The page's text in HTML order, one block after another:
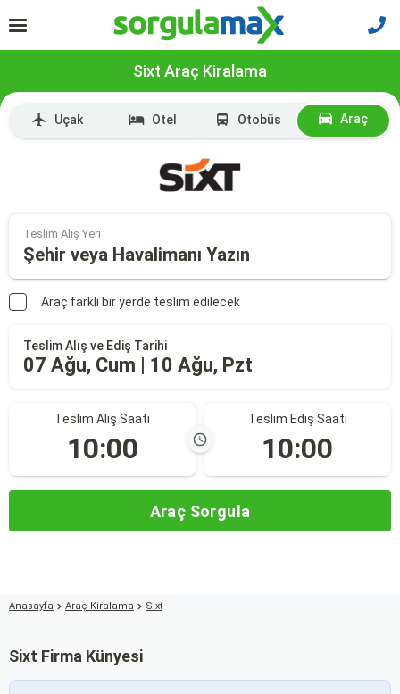
Sixt Araç Kiralama
Uçak Otel Otobüs Araç
Teslim Alış Yeri
Şehir veya Havalimanı Yazın
Araç farklı bir yerde teslim edilecek
Teslim Alış ve Ediş Tarihi
07 Ağu, Cum | 10 Ağu, Pzt
Teslim Alış Saati
10:00
Teslim Ediş Saati
10:00
Araç Sorgula
Anasayfa Araç Kiralama Sixt
Sixt Firma Künyesi